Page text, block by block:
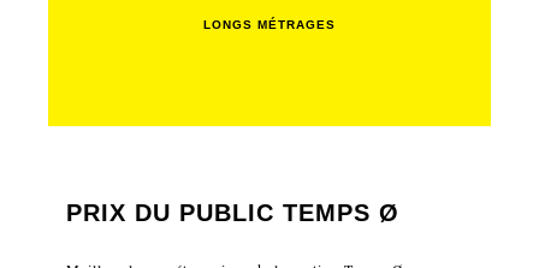
LONGS MÉTRAGES
PRIX DU PUBLIC TEMPS Ø